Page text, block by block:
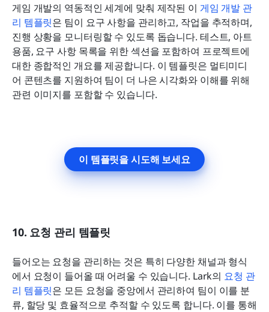
게임 개발의 역동적인 세계에 맞춰 제작된 이 게임 개발 관
리 템플릿은 팀이 요구 사항을 관리하고, 작업을 추적하며,
진행 상황을 모니터링할 수 있도록 돕습니다. 테스트, 아트
용품, 요구 사항 목록을 위한 섹션을 포함하여 프로젝트에
대한 종합적인 개요를 제공합니다. 이 템플릿은 멀티미디
어 콘텐츠를 지원하여 팀이 더 나은 시각화와 이해를 위해
관련 이미지를 포함할 수 있습니다.
이 템플릿을 시도해 보세요
10. 요청 관리 템플릿
들어오는 요청을 관리하는 것은 특히 다양한 채널과 형식
에서 요청이 들어올 때 어려울 수 있습니다. Lark의 요청 관
리 템플릿은 모든 요청을 중앙에서 관리하여 팀이 이를 분
류, 할당 및 효율적으로 추적할 수 있도록 합니다. 이를 통해